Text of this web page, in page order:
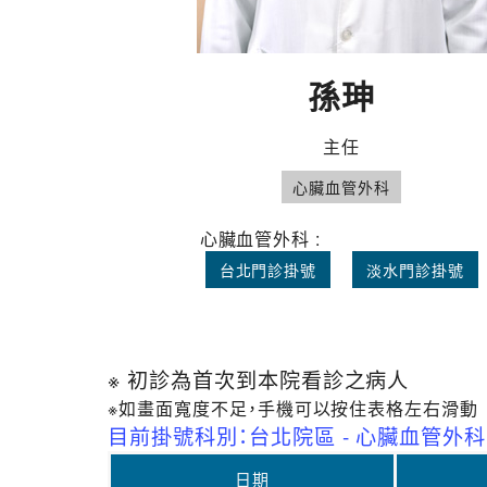
孫珅
主任
心臟血管外科
心臟血管外科 :
台北門診掛號 淡水門診掛號
※ 初診為首次到本院看診之病人
※如畫面寬度不足，手機可以按住表格左右滑動
目前掛號科別：台北院區 - 心臟血管外科
日期